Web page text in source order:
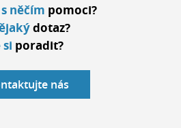
něčím pomoci?
dotaz?
poradit?
nás